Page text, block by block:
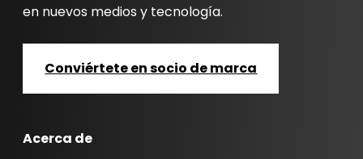
en nuevos medios y tecnología.
Conviértete en socio de marca
Acerca de